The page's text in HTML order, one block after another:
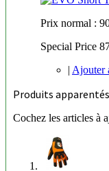
Prix normal :
Special Price
| Ajouter
Produits apparentés
Cochez les articles à